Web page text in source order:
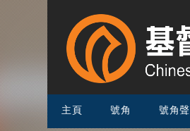
主頁 號角 號角聲